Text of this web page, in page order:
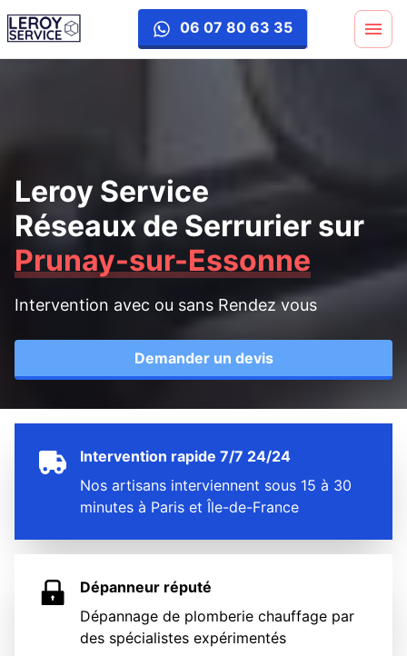
06 07 80 63 35
Leroy Service
Réseaux de Serrurier sur
Prunay-sur-Essonne
Intervention avec ou sans Rendez vous
Demander un devis
Intervention rapide 7/7 24/24
Nos artisans interviennent sous 15 à 30
minutes à Paris et Île-de-France
Dépanneur réputé
Dépannage de plomberie chauffage par
des spécialistes expérimentés